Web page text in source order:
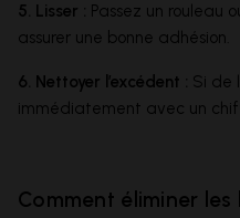
5. Lisser : Passez un rouleau
assurer une bonne adhésion.
6. Nettoyer l’excédent : Si de
immédiatement avec un
Comment éliminer les